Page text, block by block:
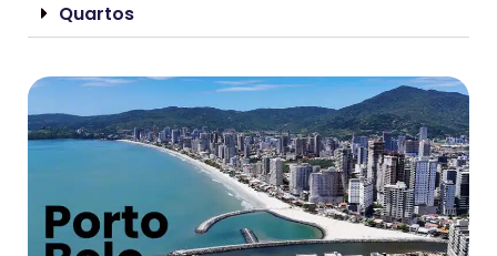
Quartos